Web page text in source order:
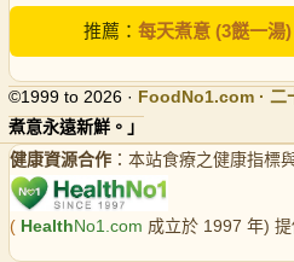
推薦： 每天煮意 (3餸一湯)|
©1999 to 2026 · FoodNo1.com · 二
煮意永遠新鮮。」
健康資源合作 ：本站食療之健康指標
( HealthNo1.com 成立於 1997 年)